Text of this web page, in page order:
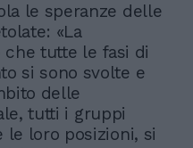
le speranze delle
«La
che tutte le fasi di
si sono svolte e
delle
tutti i gruppi
le loro posizioni, si